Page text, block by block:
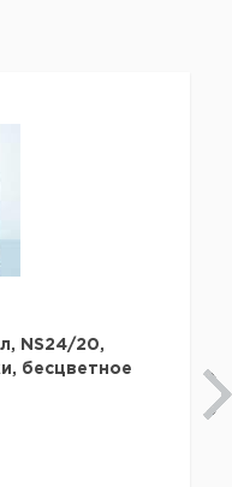
NS24/20,
бесцветное